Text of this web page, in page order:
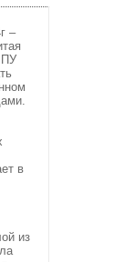
–
ПУ
в
из